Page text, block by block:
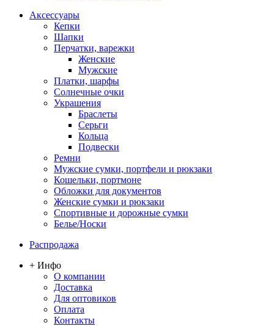
Аксессуары
Кепки
Шапки
Перчатки, варежки
Женские
Мужские
Платки, шарфы
Солнечные очки
Украшения
Браслеты
Серьги
Кольца
Подвески
Ремни
Мужские сумки, портфели и рюкзаки
Кошельки, портмоне
Обложки для документов
Женские сумки и рюкзаки
Спортивные и дорожные сумки
Белье/Носки
Распродажа
+ Инфо
О компании
Доставка
Для оптовиков
Оплата
Контакты